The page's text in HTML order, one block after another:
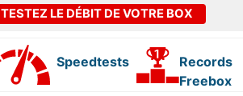
TESTEZ LE DÉBIT DE VOTRE BOX
Speedtests
Records
Freebox